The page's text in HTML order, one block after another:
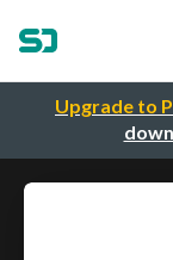
Upgrade to